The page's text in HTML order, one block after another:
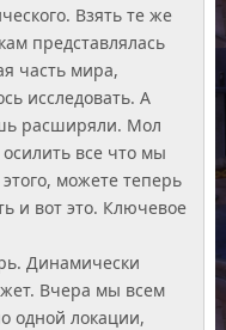
Взять те же
представлялась
часть мира,
исследовать. А
расширяли. Мол
все что мы
можете теперь
и вот это. Ключевое
Динамически
Вчера мы всем
одной локации,